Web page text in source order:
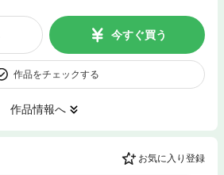
今すぐ買う
作品をチェックする
作品情報へ
お気に入り登録